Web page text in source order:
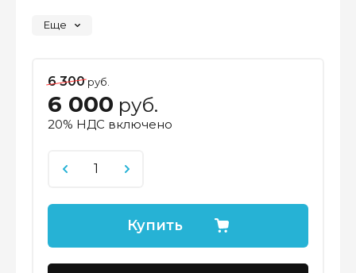
Еще
6 300руб.
6 000 руб.
20% НДС включено
Купить